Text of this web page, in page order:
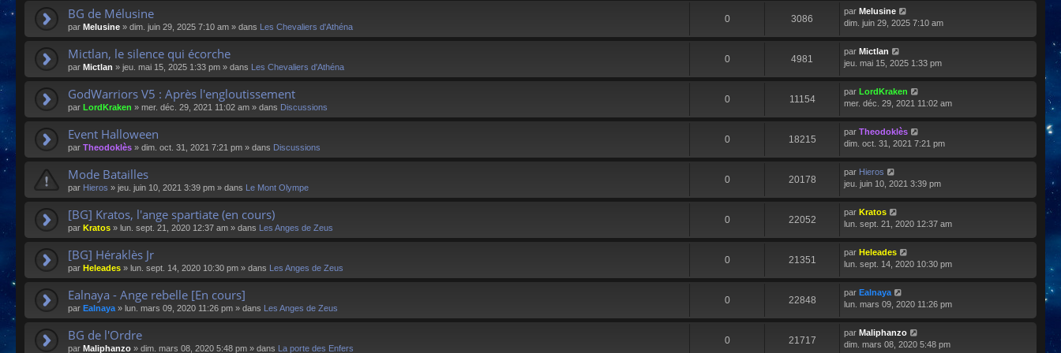
BG de Mélusine
par Melusine » dim. juin 29, 2025 7:10 am » dans Les Chevaliers d'Athéna
0 3086
par Melusine
dim. juin 29, 2025 7:10 am
Mictlan, le silence qui écorche
par Mictlan » jeu. mai 15, 2025 1:33 pm » dans Les Chevaliers d'Athéna
0 4981
par Mictlan
jeu. mai 15, 2025 1:33 pm
GodWarriors V5 : Après l'engloutissement
par LordKraken » mer. déc. 29, 2021 11:02 am » dans Discussions
0 11154
par LordKraken
mer. déc. 29, 2021 11:02 am
Event Halloween
par Theodoklès » dim. oct. 31, 2021 7:21 pm » dans Discussions
0 18215
par Theodoklès
dim. oct. 31, 2021 7:21 pm
Mode Batailles
par Hieros » jeu. juin 10, 2021 3:39 pm » dans Le Mont Olympe
0 20178
par Hieros
jeu. juin 10, 2021 3:39 pm
[BG] Kratos, l'ange spartiate (en cours)
par Kratos » lun. sept. 21, 2020 12:37 am » dans Les Anges de Zeus
0 22052
par Kratos
lun. sept. 21, 2020 12:37 am
[BG] Héraklès Jr
par Heleades » lun. sept. 14, 2020 10:30 pm » dans Les Anges de Zeus
0 21351
par Heleades
lun. sept. 14, 2020 10:30 pm
Ealnaya - Ange rebelle [En cours]
par Ealnaya» lun. mars 09, 2020 11:26 pm » dans Les Anges de Zeus
0 22848
par Ealnaya
lun. mars 09, 2020 11:26 pm
BG de l'Ordre
par Maliphanzo » dim. mars 08, 2020 5:48 pm » dans La porte des Enfers
0 21717
par Maliphanzo
dim. mars 08, 2020 5:48 pm